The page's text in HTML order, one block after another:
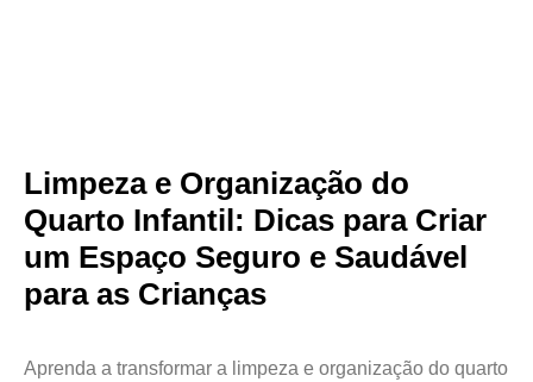
Limpeza e Organização do
Quarto Infantil: Dicas para Criar
um Espaço Seguro e Saudável
para as Crianças
Aprenda a transformar a limpeza e organização do quarto